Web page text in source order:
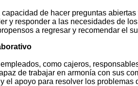
de hacer preguntas
y responder a las necesidades de
a regresar y recomendar el
como cajeros,
de trabajar en armonía con sus
apoyo para resolver los